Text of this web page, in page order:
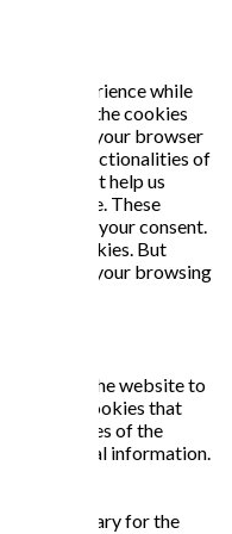
your experience while
of these, the cookies
stored on your browser
of basic functionalities of
that help us
this website. These
only with your consent.
these cookies. But
may affect your browsing
for the website to
includes cookies that
features of the
any personal information.
necessary for the